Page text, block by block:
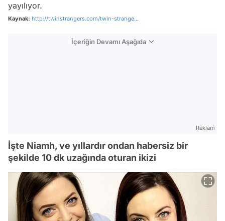
yayılıyor.
Kaynak: http://twinstrangers.com/twin-strange...
İçeriğin Devamı Aşağıda
Reklam
İşte Niamh, ve yıllardır ondan habersiz bir
şekilde 10 dk uzağında oturan ikizi